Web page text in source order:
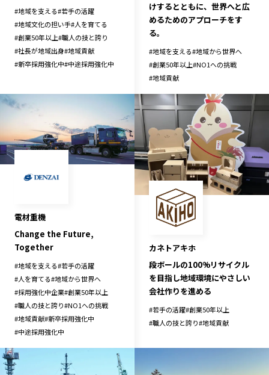
#地域を支える#若手の活躍
#地域文化の担い手#人を育てる
#創業50年以上#職人の技と誇り
#社長が地域出身#地域貢献
#新卒採用強化中#中途採用強化中
けするとともに、世界へと広
めるためのアプローチをす
る。
#地域を支える#地域から世界へ
#創業50年以上#NO1への挑戦
#地域貢献
電材重機
Change the Future,
Together
#地域を支える#若手の活躍
#人を育てる#地域から世界へ
#採用強化中企業#創業50年以上
#職人の技と誇り#NO1への挑戦
#地域貢献#新卒採用強化中
#中途採用強化中
カネトアキホ
段ボールの100%リサイクル
を目指し地域環境にやさしい
会社作りを進める
#若手の活躍#創業50年以上
#職人の技と誇り#地域貢献